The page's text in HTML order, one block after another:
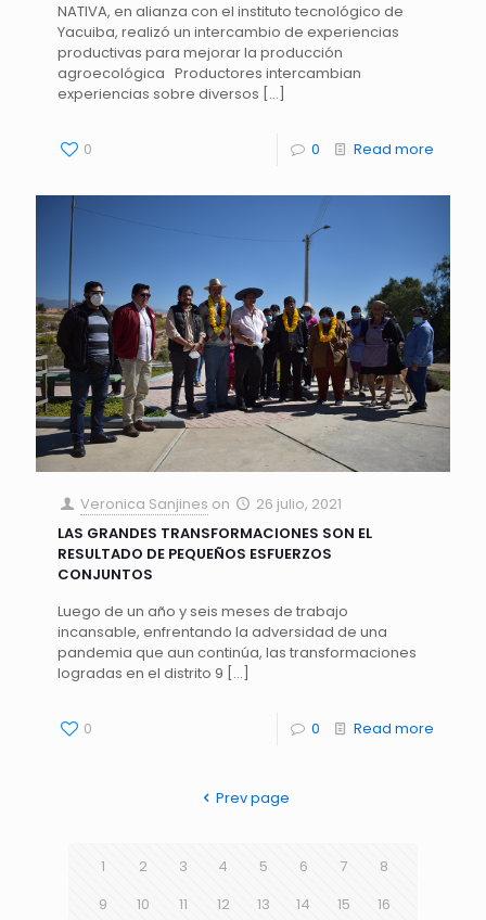
NATIVA, en alianza con el instituto tecnológico de
Yacuiba, realizó un intercambio de experiencias
productivas para mejorar la producción
agroecológica Productores intercambian
experiencias sobre diversos […]
0 0 Read more
Veronica Sanjines on
26 julio, 2021
LAS GRANDES TRANSFORMACIONES SON EL
RESULTADO DE PEQUEÑOS ESFUERZOS
CONJUNTOS
Luego de un año y seis meses de trabajo
incansable, enfrentando la adversidad de una
pandemia que aun continúa, las transformaciones
logradas en el distrito 9 […]
0 0 Read more
Prev page
1 2 3 4 5 6 7
8
9
10 11 12 13 14 15 16